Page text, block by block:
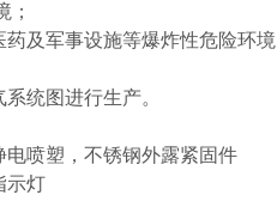
军事设施等爆炸性危险环境
统图进行生产。
喷塑，不锈钢外露紧固件
示灯